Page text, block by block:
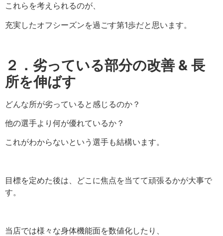
これらを考えられるのが、
充実したオフシーズンを過ごす第1歩だと思います。
２．劣っている部分の改善 & 長
所を伸ばす
どんな所が劣っていると感じるのか？
他の選手より何が優れているか？
これがわからないという選手も結構います。
目標を定めた後は、どこに焦点を当てて頑張るかが大事で
す。
当店では様々な身体機能面を数値化したり、